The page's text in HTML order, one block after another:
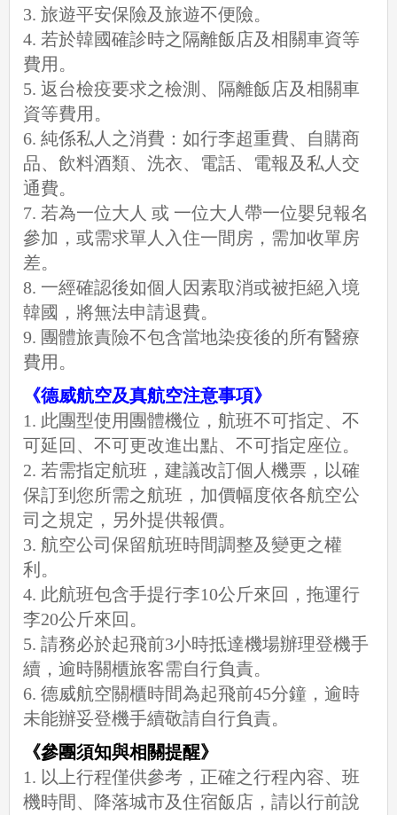
3. 旅遊平安保險及旅遊不便險。
4. 若於韓國確診時之隔離飯店及相關車資等
費用。
5. 返台檢疫要求之檢測、隔離飯店及相關車
資等費用。
6. 純係私人之消費：如行李超重費、自購商
品、飲料酒類、洗衣、電話、電報及私人交
通費。
7. 若為一位大人 或 一位大人帶一位嬰兒報名
參加，或需求單人入住一間房，需加收單房
差。
8. 一經確認後如個人因素取消或被拒絕入境
韓國，將無法申請退費。
9. 團體旅責險不包含當地染疫後的所有醫療
費用。
《德威航空及真航空注意事項》
1. 此團型使用團體機位，航班不可指定、不
可延回、不可更改進出點、不可指定座位。
2. 若需指定航班，建議改訂個人機票，以確
保訂到您所需之航班，加價幅度依各航空公
司之規定，另外提供報價。
3. 航空公司保留航班時間調整及變更之權
利。
4. 此航班包含手提行李10公斤來回，拖運行
李20公斤來回。
5. 請務必於起飛前3小時抵達機場辦理登機手
續，逾時關櫃旅客需自行負責。
6. 德威航空關櫃時間為起飛前45分鐘，逾時
未能辦妥登機手續敬請自行負責。
《參團須知與相關提醒》
1. 以上行程僅供參考，正確之行程內容、班
機時間、降落城市及住宿飯店，請以行前說